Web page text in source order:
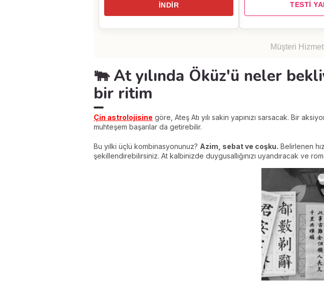
İNDİR TESTİ
Müşteri
🐃 At yılında Öküz'ü neler
bir ritim
Çin astrolojisine göre, Ateş Atı yılı sakin yapınızı sarsacak. Bir
muhteşem başarılar da getirebilir.
Bu yılki üçlü kombinasyonunuz? Azim, sebat ve coşku. Belirlenen
şekillendirebilirsiniz. At kalbinizde duygusallığınızı uyandıracak ve